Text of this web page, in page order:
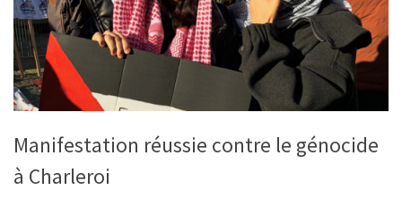
Manifestation réussie contre le génocide
à Charleroi